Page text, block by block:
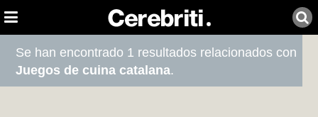
Se han encontrado 1 resultados relacionados con
Juegos de cuina catalana.